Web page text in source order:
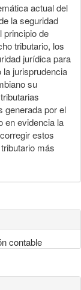
actual del
la seguridad
principio de
tributario, los
jurídica para
la jurisprudencia
su
generada por el
en evidencia la
estos
más
contable